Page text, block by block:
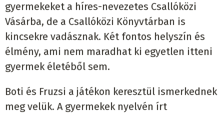
gyermekeket a híres-nevezetes Csallóközi
Vásárba, de a Csallóközi Könyvtárban is
kincsekre vadásznak. Két fontos helyszín és
élmény, ami nem maradhat ki egyetlen itteni
gyermek életéből sem.
Boti és Fruzsi a játékon keresztül ismerkednek
meg velük. A gyermekek nyelvén írt